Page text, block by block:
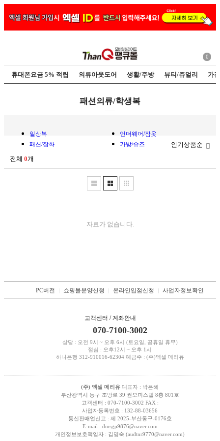
0
휴대폰요금 5% 적립 의류아웃도어 생활/주방 뷰티/쥬얼리 가
패션의류/학생복
일상복
언더웨어/잠옷
패션/잡화
가방/슈즈
전체 0개
인기상품순
자료가 없습니다.
PC버전 쇼핑몰분양신청 온라인입점신청 사업자정보확인
고객센터 / 계좌안내
070-7100-3002
상담 : 오전 9시 ~ 오후 6시 (토요일, 공휴일 휴무)
점심 : 오후12시 ~ 오후 1시
하나은행 312-910016-62304예금주 : (주)엑셀 메리유
(주) 엑셀 메리유 대표자 : 박은혜
부산광역시 동구 조방로 39 썬오피스텔 8층 801호
고객센터 : 070-7100-3002 FAX :
사업자등록번호 : 132-88-03656
통신판매업신고 : 제 2025-부산동구-0176호
E-mail : dmsgp9876@naver.com
개인정보보호책임자 : 김명숙 (audtnr9770@naver.com)